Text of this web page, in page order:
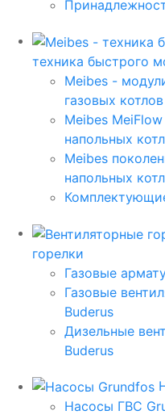
техника быстрого
Meibes -
газовых котлов
Meibes
напольных
Meibes
напольных
горелки
Газовые
Газовые
Buderus
Дизельные
Buderus
Насосы ГВС